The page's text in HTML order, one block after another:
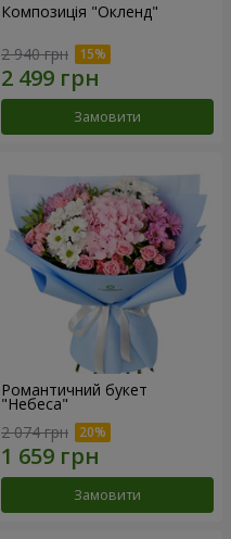
Композиція "Окленд"
2 940 грн
Замовити
Романтичний букет
"Небеса"
2 074 грн
Замовити